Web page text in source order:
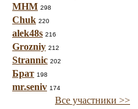
МНМ 298
Chuk 220
alek48s 216
Grozniy 212
Strannic 202
Брат 198
mr.seniv 174
Все участники >>